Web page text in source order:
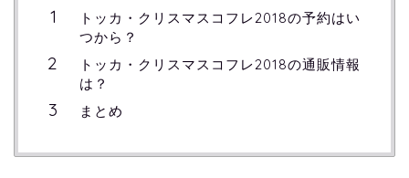
トッカ・クリスマスコフレ2018の予約はい
つから？
トッカ・クリスマスコフレ2018の通販情報
は？
まとめ